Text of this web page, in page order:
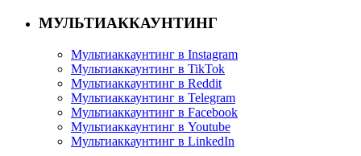
МУЛЬТИАККАУНТИНГ
Мультиаккаунтинг в Instagram
Мультиаккаунтинг в TikTok
Мультиаккаунтинг в Reddit
Мультиаккаунтинг в Telegram
Мультиаккаунтинг в Facebook
Мультиаккаунтинг в Youtube
Мультиаккаунтинг в LinkedIn